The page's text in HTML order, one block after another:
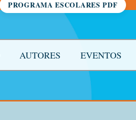
PROGRAMA ESCOLARES PDF
AUTORES EVENTOS